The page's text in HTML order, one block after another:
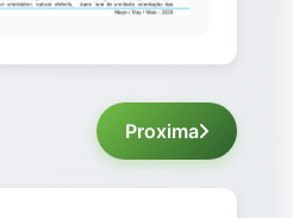
Proxima